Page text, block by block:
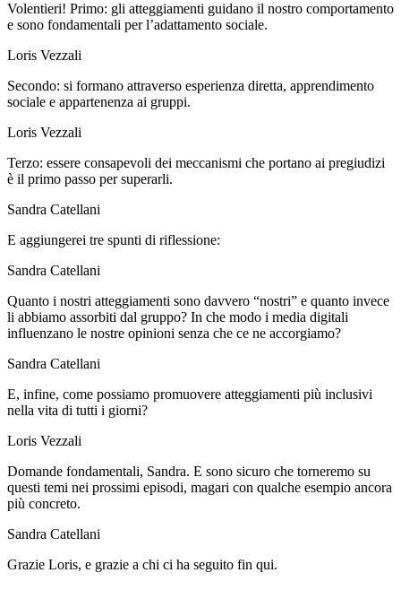
Volentieri! Primo: gli atteggiamenti guidano il nostro comportamento
e sono fondamentali per l’adattamento sociale.
Loris Vezzali
Secondo: si formano attraverso esperienza diretta, apprendimento
sociale e appartenenza ai gruppi.
Loris Vezzali
Terzo: essere consapevoli dei meccanismi che portano ai pregiudizi
è il primo passo per superarli.
Sandra Catellani
E aggiungerei tre spunti di riflessione:
Sandra Catellani
Quanto i nostri atteggiamenti sono davvero “nostri” e quanto invece
li abbiamo assorbiti dal gruppo? In che modo i media digitali
influenzano le nostre opinioni senza che ce ne accorgiamo?
Sandra Catellani
E, infine, come possiamo promuovere atteggiamenti più inclusivi
nella vita di tutti i giorni?
Loris Vezzali
Domande fondamentali, Sandra. E sono sicuro che torneremo su
questi temi nei prossimi episodi, magari con qualche esempio ancora
più concreto.
Sandra Catellani
Grazie Loris, e grazie a chi ci ha seguito fin qui.